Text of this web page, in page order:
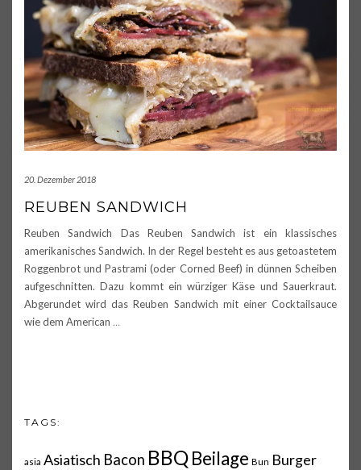
20. Dezember 2018
REUBEN SANDWICH
Reuben Sandwich Das Reuben Sandwich ist ein klassisches
amerikanisches Sandwich. In der Regel besteht es aus getoastetem
Roggenbrot und Pastrami (oder Corned Beef) in dünnen Scheiben
aufgeschnitten. Dazu kommt ein würziger Käse und Sauerkraut.
Abgerundet wird das Reuben Sandwich mit einer Cocktailsauce
wie dem American …
TAGS:
asia Asiatisch Bacon BBQBeilage Bun Burger